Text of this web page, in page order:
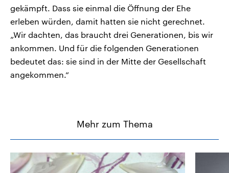
gekämpft. Dass sie einmal die Öffnung der Ehe
erleben würden, damit hatten sie nicht gerechnet.
„Wir dachten, das braucht drei Generationen, bis wir
ankommen. Und für die folgenden Generationen
bedeutet das: sie sind in der Mitte der Gesellschaft
angekommen.“
Mehr zum Thema